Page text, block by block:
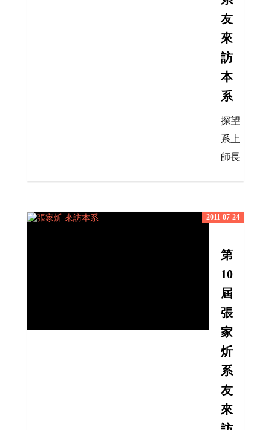
友
來
訪
本
系
探望
系上
師長
2011-07-24
第
10
屆
張
家
炘
系
友
來